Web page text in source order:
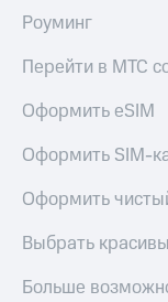
Контакты
деловая этика
Роуминг
Перейти в МТС
Оформить eSIM
Оформить SIM-
Оформить
Выбрать
Больше